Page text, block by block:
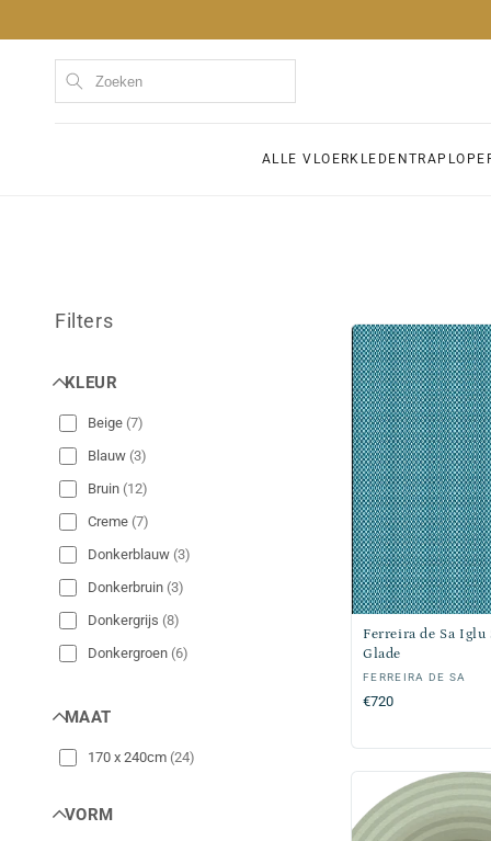
content
ALLE VLOERKLEDEN
Filters
KLEUR
Beige (7)
Blauw (3)
Bruin (12)
Creme (7)
Donkerblauw (3)
Donkerbruin (3)
Donkergrijs (8)
Donkergroen (6)
Geel
Gestreept (2)
Groen
MAAT
170 x 240cm (24)
VORM
Ferreira de Sa Iglu
Glade
Verkoper:
FERREIRA DE SA
Normale
€720